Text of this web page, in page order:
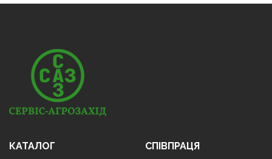
КАТАЛОГ СПІВПРАЦЯ